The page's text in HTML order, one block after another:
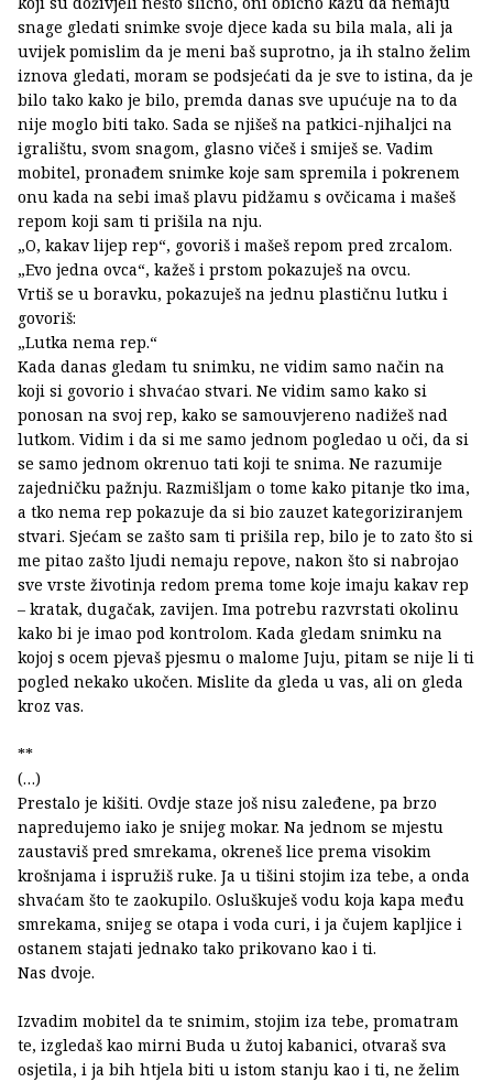
snage gledati snimke svoje djece kada su bila mala, ali ja
uvijek pomislim da je meni baš suprotno, ja ih stalno želim
iznova gledati, moram se podsjećati da je sve to istina, da je
bilo tako kako je bilo, premda danas sve upućuje na to da
nije moglo biti tako. Sada se njišeš na patkici-njihaljci na
igralištu, svom snagom, glasno vičeš i smiješ se. Vadim
mobitel, pronađem snimke koje sam spremila i pokrenem
onu kada na sebi imaš plavu pidžamu s ovčicama i mašeš
repom koji sam ti prišila na nju.
„O, kakav lijep rep“, govoriš i mašeš repom pred zrcalom.
„Evo jedna ovca“, kažeš i prstom pokazuješ na ovcu.
Vrtiš se u boravku, pokazuješ na jednu plastičnu lutku i
govoriš:
„Lutka nema rep.“
Kada danas gledam tu snimku, ne vidim samo način na
koji si govorio i shvaćao stvari. Ne vidim samo kako si
ponosan na svoj rep, kako se samouvjereno nadižeš nad
lutkom. Vidim i da si me samo jednom pogledao u oči, da si
se samo jednom okrenuo tati koji te snima. Ne razumije
zajedničku pažnju. Razmišljam o tome kako pitanje tko ima,
a tko nema rep pokazuje da si bio zauzet kategoriziranjem
stvari. Sjećam se zašto sam ti prišila rep, bilo je to zato što si
me pitao zašto ljudi nemaju repove, nakon što si nabrojao
sve vrste životinja redom prema tome koje imaju kakav rep
– kratak, dugačak, zavijen. Ima potrebu razvrstati okolinu
kako bi je imao pod kontrolom. Kada gledam snimku na
kojoj s ocem pjevaš pjesmu o malome Juju, pitam se nije li ti
pogled nekako ukočen. Mislite da gleda u vas, ali on gleda
kroz vas.
**
(…)
Prestalo je kišiti. Ovdje staze još nisu zaleđene, pa brzo
napredujemo iako je snijeg mokar. Na jednom se mjestu
zaustaviš pred smrekama, okreneš lice prema visokim
krošnjama i ispružiš ruke. Ja u tišini stojim iza tebe, a onda
shvaćam što te zaokupilo. Osluškuješ vodu koja kapa među
smrekama, snijeg se otapa i voda curi, i ja čujem kapljice i
ostanem stajati jednako tako prikovano kao i ti.
Nas dvoje.
Izvadim mobitel da te snimim, stojim iza tebe, promatram
te, izgledaš kao mirni Buda u žutoj kabanici, otvaraš sva
osjetila, i ja bih htjela biti u istom stanju kao i ti, ne želim